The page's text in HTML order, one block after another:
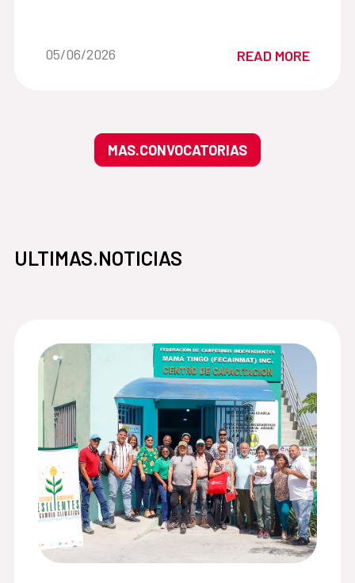
Date of the news::
05/06/2026 READ MORE
MAS.CONVOCATORIAS
ULTIMAS.NOTICIAS